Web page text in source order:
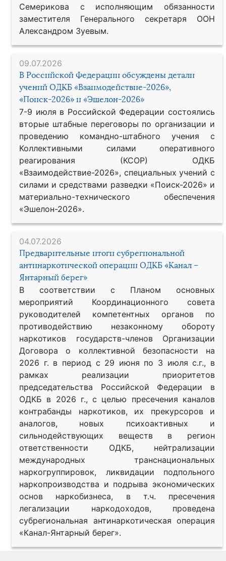
Семерикова с исполняющим обязанности
заместителя Генерального секретаря ООН
Александром Зуевым.
09.07.2026
В Российской Федерации обсуждены детали
учений ОДКБ «Взаимодействие-2026»,
«Поиск-2026» и «Эшелон-2026»
7-9 июля в Российской Федерации состоялись
вторые штабные переговоры по организации и
проведению командно-штабного учения с
Коллективными силами оперативного
реагирования (КСОР) ОДКБ
«Взаимодействие-2026», специальных учений с
силами и средствами разведки «Поиск-2026» и
материально-технического обеспечения
«Эшелон-2026».
04.07.2026
Предварительные итоги субрегиональной
антинаркотической операции ОДКБ «Канал –
Янтарный берег»
В соответствии с Планом основных
мероприятий Координационного совета
руководителей компетентных органов по
противодействию незаконному обороту
наркотиков государств-членов Организации
Договора о коллективной безопасности на
2026 г. в период с 29 июня по 3 июля с.г., в
рамках реализации приоритетов
председательства Российской Федерации в
ОДКБ в 2026 г., с целью пресечения каналов
контрабанды наркотиков, их прекурсоров и
аналогов, новых психоактивных и
сильнодействующих веществ в регион
ответственности ОДКБ, нейтрализации
международных транснациональных
наркогруппировок, ликвидации подпольного
наркопроизводства и подрыва экономических
основ наркобизнеса, в т.ч. пресечения
легализации наркодоходов, проведена
субрегиональная антинаркотическая операция
«Канал-Янтарный берег».